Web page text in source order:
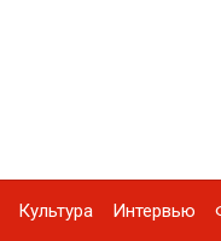
Культура Интервью